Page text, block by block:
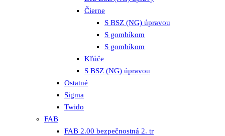
Čierne
S BSZ (NG) úpravou
S gombíkom
S gombíkom
Kľúče
S BSZ (NG) úpravou
Ostatné
Sigma
Twido
FAB
FAB 2.00 bezpečnostná 2. tr